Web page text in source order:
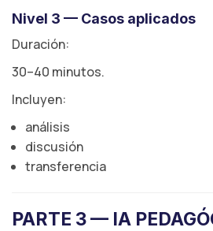
Nivel 3 — Casos aplicados
Duración:
30–40 minutos.
Incluyen:
análisis
discusión
transferencia
PARTE 3 — IA